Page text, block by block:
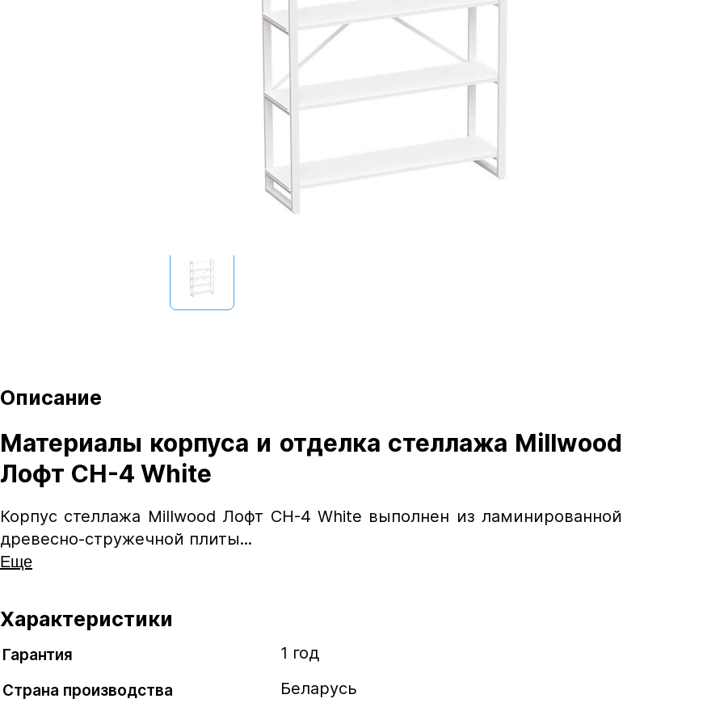
Описание
Материалы корпуса и отделка стеллажа Millwood
Лофт CH-4 White
Корпус стеллажа Millwood Лофт CH-4 White выполнен из ламинированной
древесно-стружечной плиты...
Еще
Характеристики
Гарантия 1 год
Страна производства Беларусь